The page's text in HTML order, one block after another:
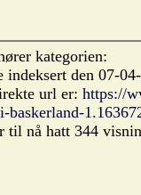
kategorien:
den 07-
url er: https://
baskerland-
til nå hatt 344